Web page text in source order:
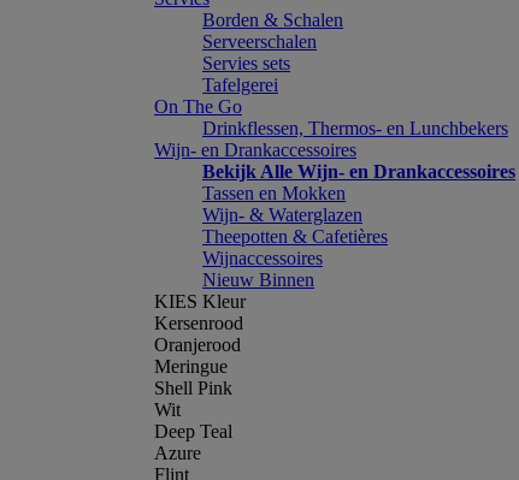
Borden & Schalen
Serveerschalen
Servies sets
Tafelgerei
On The Go
Drinkflessen, Thermos- en Lunchbekers
Wijn- en Drankaccessoires
Bekijk Alle Wijn- en Drankaccessoires
Tassen en Mokken
Wijn- & Waterglazen
Theepotten & Cafetières
Wijnaccessoires
Nieuw Binnen
KIES Kleur
Kersenrood
Oranjerood
Meringue
Shell Pink
Wit
Deep Teal
Azure
Flint